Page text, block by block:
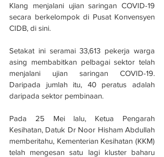
Klang menjalani ujian saringan COVID-19
secara berkelompok di Pusat Konvensyen
CIDB, di sini.
Setakat ini seramai 33,613 pekerja warga
asing membabitkan pelbagai sektor telah
menjalani ujian saringan COVID-19.
Daripada jumlah itu, 40 peratus adalah
daripada sektor pembinaan.
Pada 25 Mei lalu, Ketua Pengarah
Kesihatan, Datuk Dr Noor Hisham Abdullah
memberitahu, Kementerian Kesihatan (KKM)
telah mengesan satu lagi kluster baharu